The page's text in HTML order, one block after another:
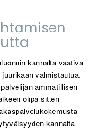
kannalta vaativa
valmistautua.
ammatillisen
olipa sitten
kannalta